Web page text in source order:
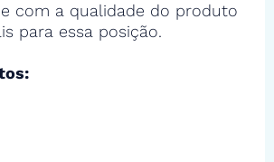
com a qualidade do produto
para essa posição.